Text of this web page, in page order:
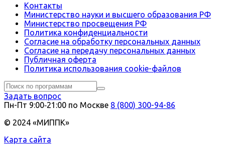
Контакты
Министерство науки и высшего образования РФ
Министерство просвещения РФ
Политика конфиденциальности
Согласие на обработку персональных данных
Согласие на передачу персональных данных
Публичная оферта
Политика использования сookie-файлов
Задать вопрос
Пн-Пт 9:00‑21:00 по Москве 8 (800) 300-94-86
© 2024 «МИППК»
Карта сайта